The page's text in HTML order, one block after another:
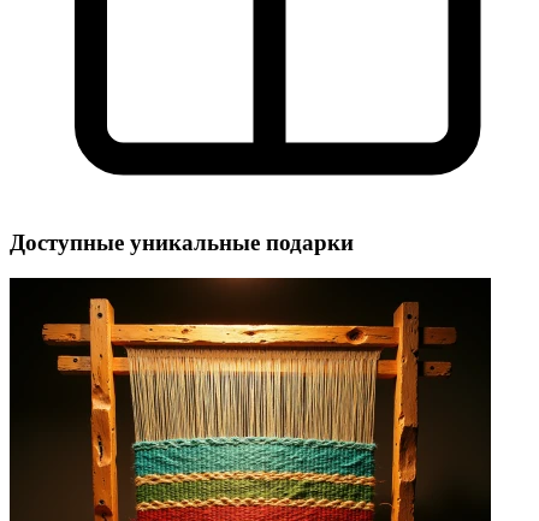
Доступные уникальные подарки